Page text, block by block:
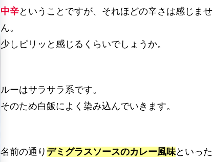
中辛ということですが、それほどの辛さは感じませ
ん。
少しピリッと感じるくらいでしょうか。
ルーはサラサラ系です。
そのため白飯によく染み込んでいきます。
名前の通り デミグラスソースのカレー風味といった